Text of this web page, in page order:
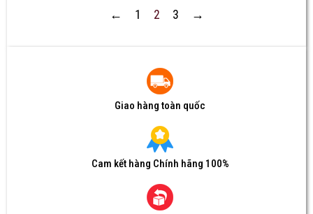
← 1 2 3 →
Giao hàng toàn quốc
Cam kết hàng Chính hãng 100%